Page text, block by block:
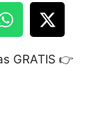
GRATIS 👉